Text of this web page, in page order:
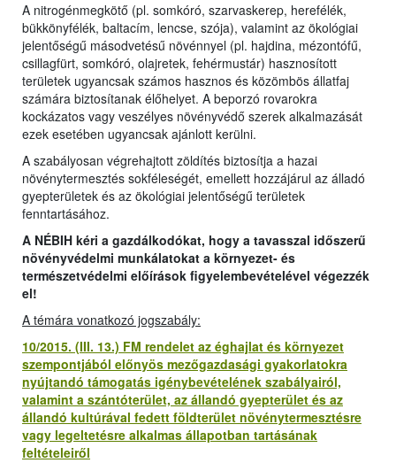
A nitrogénmegkötő (pl. somkóró, szarvaskerep, herefélék,
bükkönyfélék, baltacím, lencse, szója), valamint az ökológiai
jelentőségű másodvetésű növénnyel (pl. hajdina, mézontófű,
csillagfürt, somkóró, olajretek, fehérmustár) hasznosított
területek ugyancsak számos hasznos és közömbös állatfaj
számára biztosítanak élőhelyet. A beporzó rovarokra
kockázatos vagy veszélyes növényvédő szerek alkalmazását
ezek esetében ugyancsak ajánlott kerülni.
A szabályosan végrehajtott zöldítés biztosítja a hazai
növénytermesztés sokféleségét, emellett hozzájárul az álladó
gyepterületek és az ökológiai jelentőségű területek
fenntartásához.
A NÉBIH kéri a gazdálkodókat, hogy a tavasszal időszerű
növényvédelmi munkálatokat a környezet- és
természetvédelmi előírások figyelembevételével végezzék
el!
A témára vonatkozó jogszabály:
10/2015. (III. 13.) FM rendelet az éghajlat és környezet
szempontjából előnyös mezőgazdasági gyakorlatokra
nyújtandó támogatás igénybevételének szabályairól,
valamint a szántóterület, az állandó gyepterület és az
állandó kultúrával fedett földterület növénytermesztésre
vagy legeltetésre alkalmas állapotban tartásának
feltételeiről